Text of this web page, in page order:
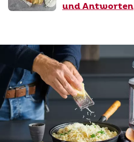
und Antworten